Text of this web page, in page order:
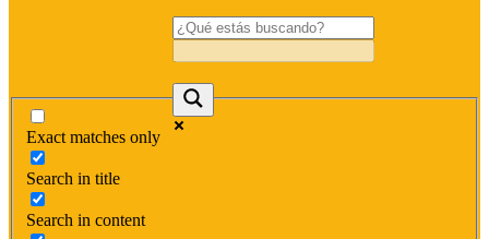
Exact matches only
Search in title
Search in content